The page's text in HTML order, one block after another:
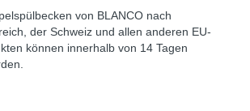
von BLANCO nach
der Schweiz und allen anderen EU-
können innerhalb von 14 Tagen